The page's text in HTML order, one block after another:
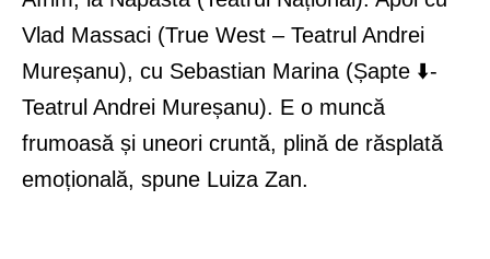
Vlad Massaci (True West – Teatrul Andrei
Mureșanu), cu Sebastian Marina (Șapte ⬇️-
Teatrul Andrei Mureșanu). E o muncă
frumoasă și uneori cruntă, plină de răsplată
emoțională, spune Luiza Zan.